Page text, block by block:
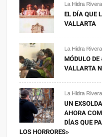
La Hidra Rivera
EL DÍA QUE
VALLARTA
La Hidra Rivera
MÓDULO
VALLARTA
La Hidra Rivera
UN
AHORA
DÍAS QUE
LOS HORRORES»